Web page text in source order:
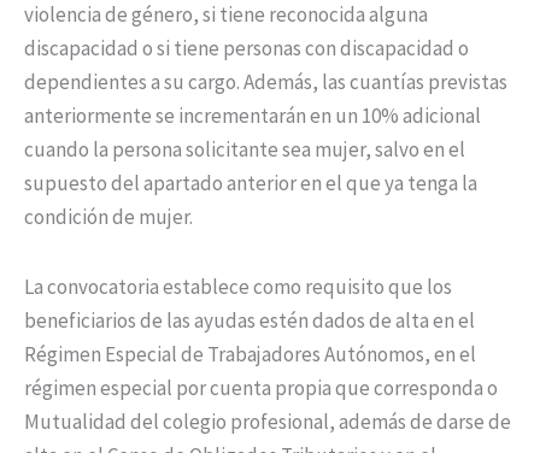
violencia de género, si tiene reconocida alguna
discapacidad o si tiene personas con discapacidad o
dependientes a su cargo. Además, las cuantías previstas
anteriormente se incrementarán en un 10% adicional
cuando la persona solicitante sea mujer, salvo en el
supuesto del apartado anterior en el que ya tenga la
condición de mujer.
La convocatoria establece como requisito que los
beneficiarios de las ayudas estén dados de alta en el
Régimen Especial de Trabajadores Autónomos, en el
régimen especial por cuenta propia que corresponda o
Mutualidad del colegio profesional, además de darse de